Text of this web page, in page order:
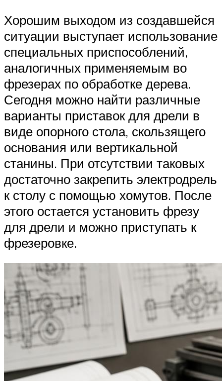
Хорошим выходом из создавшейся
ситуации выступает использование
специальных приспособлений,
аналогичных применяемым во
фрезерах по обработке дерева.
Сегодня можно найти различные
варианты приставок для дрели в
виде опорного стола, скользящего
основания или вертикальной
станины. При отсутствии таковых
достаточно закрепить электродрель
к столу с помощью хомутов. После
этого остается установить фрезу
для дрели и можно приступать к
фрезеровке.